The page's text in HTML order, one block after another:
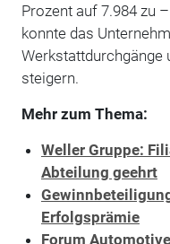
Prozent auf 7.984 zu
konnte das
Werkstattdurchgänge
steigern.
Mehr zum Thema:
Weller Gruppe:
Abteilung geehrt
Erfolgsprämie
Forum